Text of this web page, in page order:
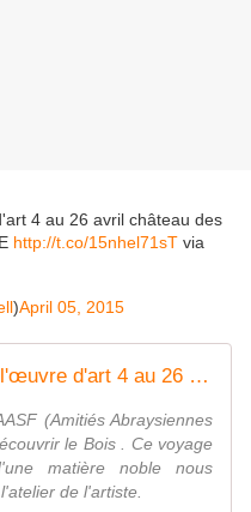
4 au 26 avril château des
http://t.co/15nhel71sT via
)April 05, 2015
- EXPOSITION de l'arbre à l'œuvre d'art 4 au 26 avril château des Longues Allées ST JEAN DE BRAYE - VIVRE AUTREMENT VOS LOISIRS avec Clodelle
(Amitiés Abraysiennes
le Bois . Ce voyage
matière noble nous
de l'artiste.